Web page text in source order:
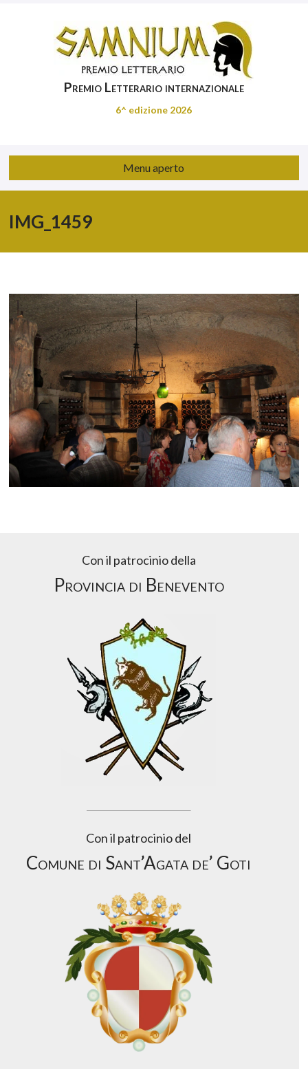
Premio Letterario internazionale
6^ edizione 2026
Menu aperto
IMG_1459
Con il patrocinio della
Provincia di Benevento
Con il patrocinio del
Comune di Sant’Agata de’ Goti